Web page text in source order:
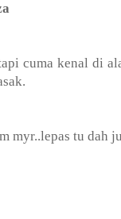
cuma kenal di
myr..lepas tu dah